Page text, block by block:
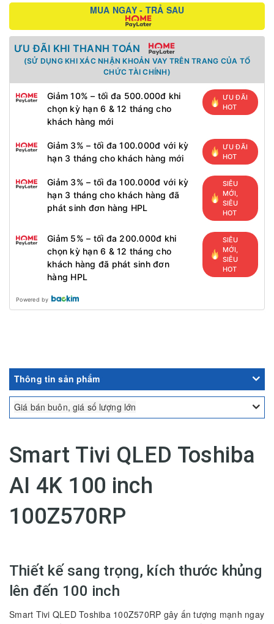
MUA NGAY - TRẢ SAU
ƯU ĐÃI KHI THANH TOÁN
(SỬ DỤNG KHI XÁC NHẬN KHOẢN VAY TRÊN TRANG CỦA TỔ
CHỨC TÀI CHÍNH)
Giảm 10% – tối đa 500.000đ khi
chọn kỳ hạn 6 & 12 tháng cho
khách hàng mới
ƯU ĐÃI
HOT
Giảm 3% – tối đa 100.000đ với kỳ
hạn 3 tháng cho khách hàng mới
ƯU ĐÃI
HOT
Giảm 3% – tối đa 100.000đ với kỳ
hạn 3 tháng cho khách hàng đã
phát sinh đơn hàng HPL
SIÊU
MỚI,
SIÊU
HOT
Giảm 5% – tối đa 200.000đ khi
chọn kỳ hạn 6 & 12 tháng cho
khách hàng đã phát sinh đơn
hàng HPL
SIÊU
MỚI,
SIÊU
HOT
Powered by
Thông tin sản phẩm
Giá bán buôn, giá số lượng lớn
Smart Tivi QLED Toshiba
AI 4K 100 inch
100Z570RP
Thiết kế sang trọng, kích thước khủng
lên đến 100 inch
Smart Tivi QLED Toshiba 100Z570RP gây ấn tượng mạnh ngay